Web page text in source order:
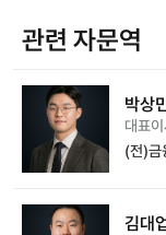
관련 자문역
박상
대표
(전)금
김대